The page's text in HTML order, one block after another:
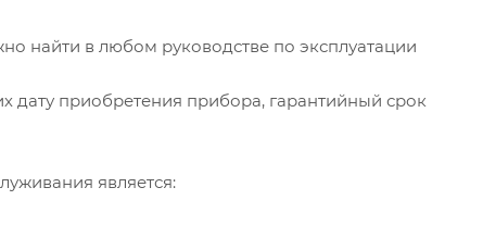
найти в любом руководстве по эксплуатации
дату приобретения прибора, гарантийный срок
является: